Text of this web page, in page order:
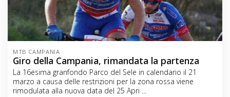
MTB CAMPANIA
Giro della Campania, rimandata la partenza
La 16esima granfondo Parco del Sele in calendario il 21
marzo a causa delle restrizioni per la zona rossa viene
rimodulata alla nuova data del 25 Apri ...